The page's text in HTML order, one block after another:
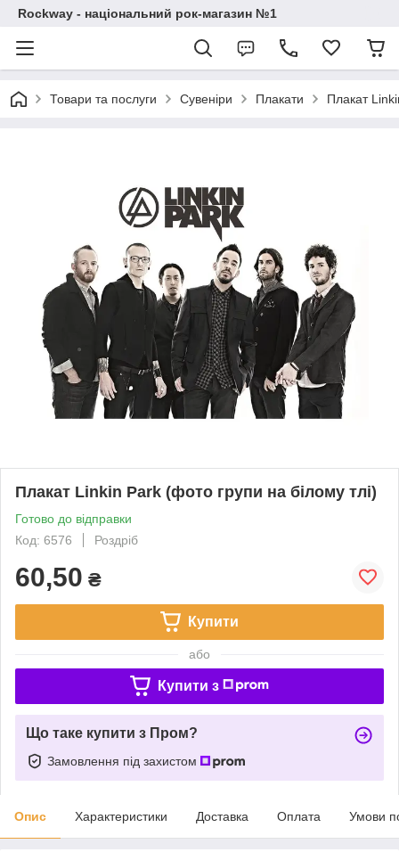
Rockway - національний рок-магазин №1
Товари та послуги Сувеніри Плакати Плакат
Плакат Linkin Park (фото групи на білому тлі)
Готово до відправки
Код: 6576
Роздріб
60,50 ₴
Купити
або
Купити з
Що таке купити з Пром?
Замовлення під захистом
Опис Характеристики Доставка Оплата Умови